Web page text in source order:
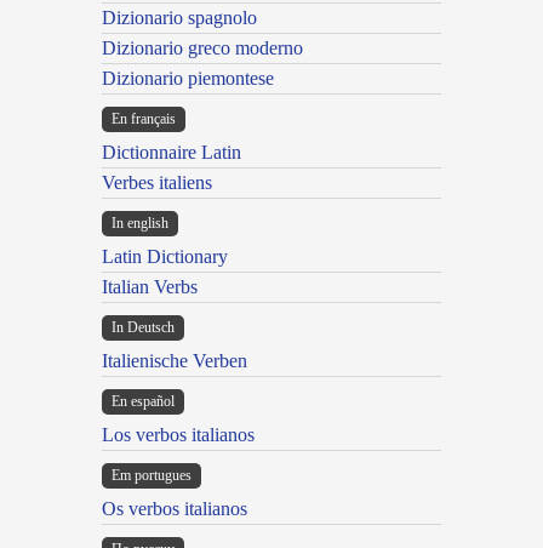
Dizionario spagnolo
Dizionario greco moderno
Dizionario piemontese
En français
Dictionnaire Latin
Verbes italiens
In english
Latin Dictionary
Italian Verbs
In Deutsch
Italienische Verben
En español
Los verbos italianos
Em portugues
Os verbos italianos